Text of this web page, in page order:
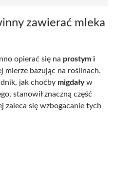
zawierać mleka
opierać się na prostym i
mierze bazując na roślinach.
jak choćby migdaływ
stanowił znaczną część
zaleca się wzbogacanie tych